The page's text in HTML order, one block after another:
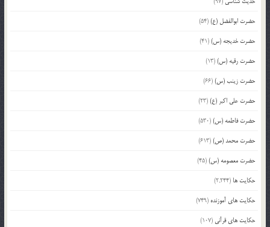
حضرت ابوالفضل (ع)(54)
حضرت خدیجه (س)(41)
حضرت رقیه (س)(13)
حضرت زینب (س)(66)
حضرت علی اکبر (ع)(23)
حضرت فاطمه (س)(530)
حضرت محمد (ص)(613)
حضرت معصومه (س)(45)
حکایت ها (2,244)
حکایت های آموزنده (749)
حکایت های قرآنی (107)